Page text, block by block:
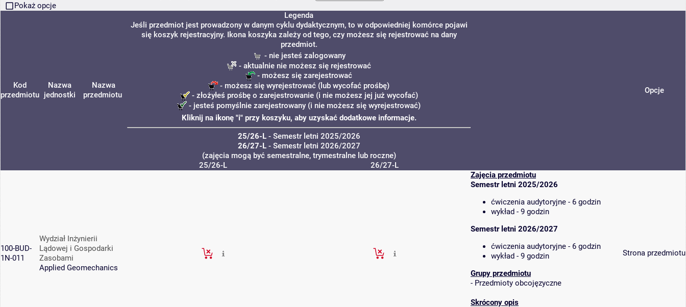
Pokaż opcje
Kod
przedmiotu
Nazwa
jednostki
Nazwa
przedmiotu
Legenda
Jeśli przedmiot jest prowadzony w danym cyklu dydaktycznym, to w odpowiedniej komórce pojawi
się koszyk rejestracyjny. Ikona koszyka zależy od tego, czy możesz się rejestrować na dany
przedmiot.
- nie jesteś zalogowany
- aktualnie nie możesz się rejestrować
- możesz się zarejestrować
- możesz się wyrejestrować (lub wycofać prośbę)
- złożyłeś prośbę o zarejestrowanie (i nie możesz jej już wycofać)
- jesteś pomyślnie zarejestrowany (i nie możesz się wyrejestrować)
Kliknij na ikonę "i" przy koszyku, aby uzyskać dodatkowe informacje.
25/26-L- Semestr letni 2025/2026
26/27-L- Semestr letni 2026/2027
(zajęcia mogą być semestralne, trymestralne lub roczne)
Opcje
25/26-L 26/27-L
100-BUD-
1N-011
Wydział Inżynierii
Lądowej i Gospodarki
Zasobami
Applied Geomechanics
Zajęcia przedmiotu
Semestr letni 2025/2026
ćwiczenia audytoryjne - 6 godzin
wykład - 9 godzin
Semestr letni 2026/2027
ćwiczenia audytoryjne - 6 godzin
wykład - 9 godzin
Grupy przedmiotu
- Przedmioty obcojęzyczne
Skrócony opis
Strona przedmiotu